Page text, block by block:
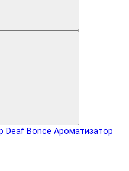
Ароматизатор